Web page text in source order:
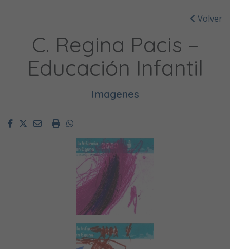
Volver
C. Regina Pacis –
Educación Infantil
Imagenes
FacebookTwitterEmailImprimirWhatsapp